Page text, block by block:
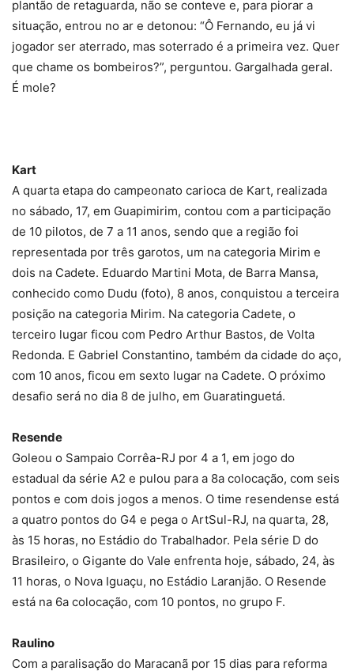
plantão de retaguarda, não se conteve e, para piorar a
situação, entrou no ar e detonou: “Ô Fernando, eu já vi
jogador ser aterrado, mas soterrado é a primeira vez. Quer
que chame os bombeiros?”, perguntou. Gargalhada geral.
É mole?
Kart
A quarta etapa do campeonato carioca de Kart, realizada
no sábado, 17, em Guapimirim, contou com a participação
de 10 pilotos, de 7 a 11 anos, sendo que a região foi
representada por três garotos, um na categoria Mirim e
dois na Cadete. Eduardo Martini Mota, de Barra Mansa,
conhecido como Dudu (foto), 8 anos, conquistou a terceira
posição na categoria Mirim. Na categoria Cadete, o
terceiro lugar ficou com Pedro Arthur Bastos, de Volta
Redonda. E Gabriel Constantino, também da cidade do aço,
com 10 anos, ficou em sexto lugar na Cadete. O próximo
desafio será no dia 8 de julho, em Guaratinguetá.
Resende
Goleou o Sampaio Corrêa-RJ por 4 a 1, em jogo do
estadual da série A2 e pulou para a 8a colocação, com seis
pontos e com dois jogos a menos. O time resendense está
a quatro pontos do G4 e pega o ArtSul-RJ, na quarta, 28,
às 15 horas, no Estádio do Trabalhador. Pela série D do
Brasileiro, o Gigante do Vale enfrenta hoje, sábado, 24, às
11 horas, o Nova Iguaçu, no Estádio Laranjão. O Resende
está na 6a colocação, com 10 pontos, no grupo F.
Raulino
Com a paralisação do Maracanã por 15 dias para reforma